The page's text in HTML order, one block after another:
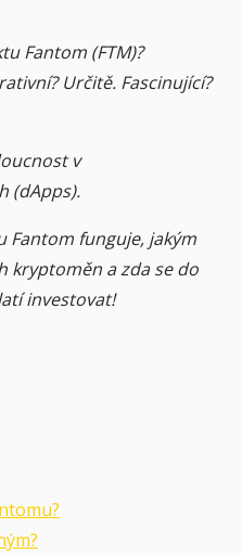
Fantom (FTM)?
Určitě. Fascinující?
v
(dApps).
Fantom funguje, jakým
kryptoměn a zda se do
investovat!